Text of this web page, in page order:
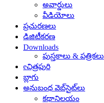
అవార్డులు
వీడియోలు
ప్రచురణలు
డిజిటీకరణ
Downloads
పుస్తకాలు & పత్రికలు
eచిత్రపురి
బ్లాగు
అనుబంధ వెబ్‌సైట్‌లు
కథానిలయం